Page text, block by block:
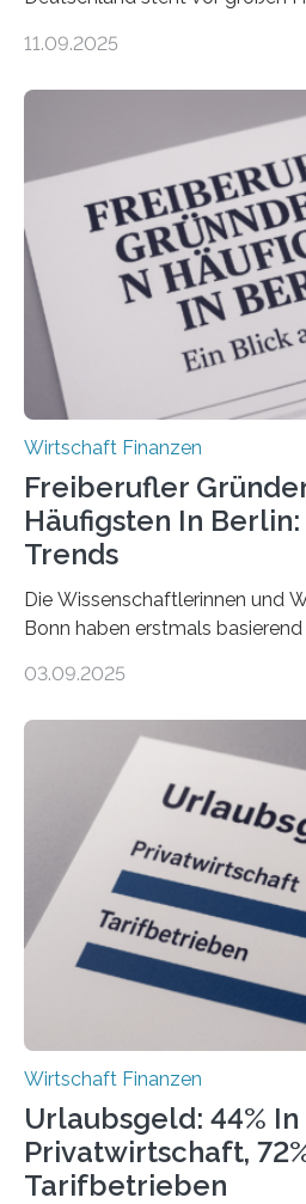
Dr. Matthias Beenken und Prof.
Bundesverbands Deutscher
durchgeführt haben. Die Studie
Antworten von 1.440
Versicherungsvertreter*innen
Ergebnis: Deutlich mehr als die
über 50 Jahre alt und wird in
Nachfolgeregelung benötigen.
bereits Regelungen…
11.09.2025
Wirtschaft Finanzen
Freiberufler
Häufigsten In
Trends
Die Wissenschaftlerinnen und
Bonn haben erstmals
Landkreise mit den meisten
ist demnach Berlin. Betrachtet
der Freiberuflerinnen, so liegt
Berlin starteten in 2024 die
eigene freiberufliche Existenz,
Städte Hamburg, München
hingegen die
der freiberuflichen Gründungen
03.09.2025
Wirtschaft Finanzen
Urlaubsgeld: 44%
Privatwirtschaft,
Tarifbetrieben